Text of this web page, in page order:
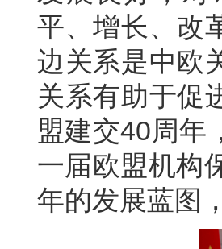
平、增长、改
边关系是中欧
关系有助于促
盟建交40周年
一届欧盟机构
年的发展蓝图